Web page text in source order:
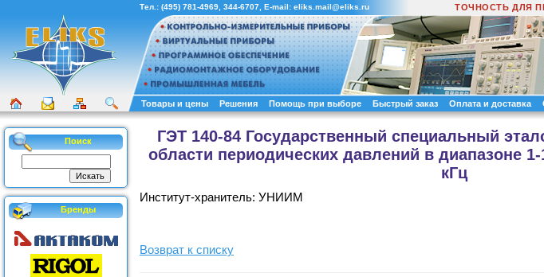
Тел.: (495) 781-4969 344-6707 , E-mail: eliks.mail@eliks.ru ТОЧНОСТЬ ДЛЯ
Товары и цены Решения Помощь при выборе Быстрый заказ Оплата и доставка
Поиск
Бренды
ГЭТ 140-84 Государственный специальный
области периодических давлений в диапазоне
кГц
Институт-хранитель: УНИИМ
Возврат к списку